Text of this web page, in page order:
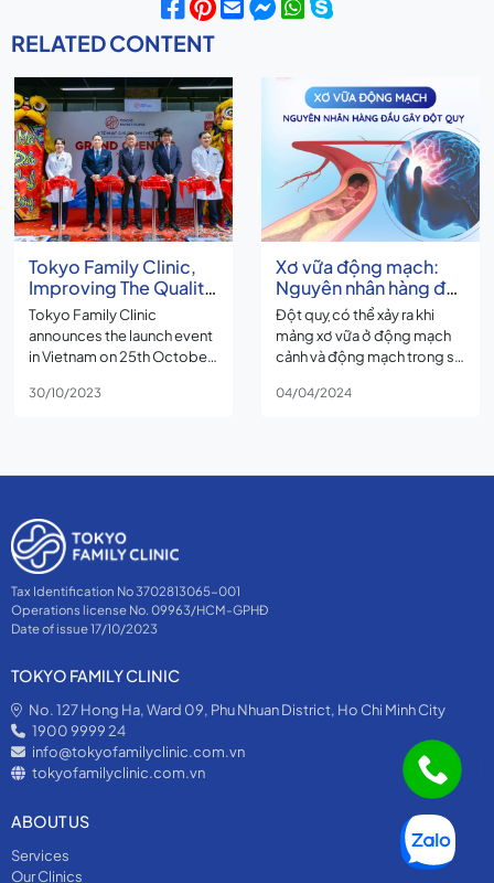
RELATED CONTENT
Tokyo Family Clinic,
Improving The Quality
of Family Healthcare
Tokyo Family Clinic
announces the launch event
in Vietnam on 25th October
30/10/2023
Xơ vữa động mạch:
Nguyên nhân hàng đầu
gây đột quỵ
Đột quỵ có thể xảy ra khi
mảng xơ vữa ở động mạch
cảnh và động mạch trong sọ
04/04/2024
Tax Identification No 3702813065-001
Operations license No. 09963/HCM-GPHĐ
Date of issue 17/10/2023
TOKYO FAMILY CLINIC
No. 127 Hong Ha, Ward 09, Phu Nhuan District, Ho Chi Minh City
1900 9999 24
info@tokyofamilyclinic.com.vn
tokyofamilyclinic.com.vn
ABOUT US
Services
Our Clinics